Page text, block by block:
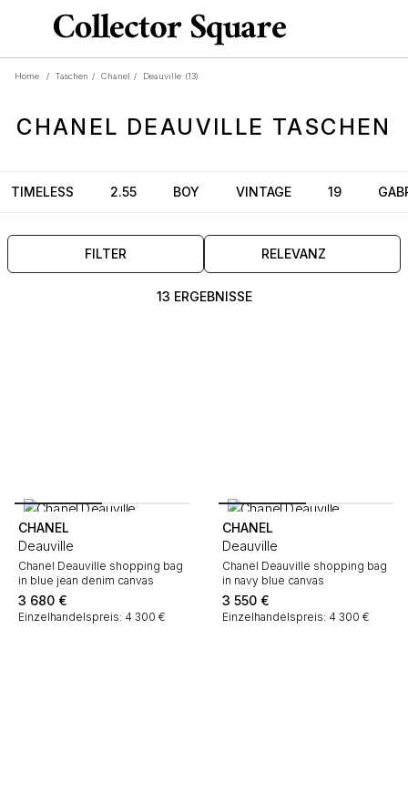
Home / Taschen / Chanel / Deauville (13)
CHANEL DEAUVILLE TASCHEN
TIMELESS 2.55 BOY VINTAGE 19
FILTER RELEVANZ
13 ERGEBNISSE
CHANEL
Deauville
Chanel Deauville shopping bag
in blue jean denim canvas
3 680 €
Einzelhandelspreis: 4 300 €
CHANEL
Deauville
Chanel Deauville shopping bag
in navy blue canvas
3 550 €
Einzelhandelspreis: 4 300 €